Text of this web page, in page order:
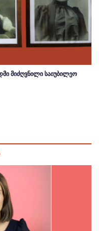
მიძღვნილი საიუბილეო